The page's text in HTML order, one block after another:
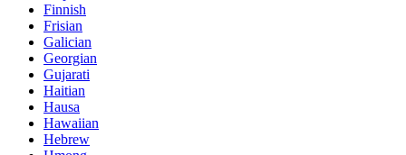
Finnish
Frisian
Galician
Georgian
Gujarati
Haitian
Hausa
Hawaiian
Hebrew